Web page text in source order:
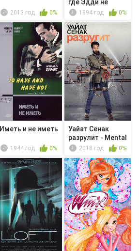
2013 год 0%
где Эдди не
хочет вы...
1994 год 0%
Иметь и не иметь
1944 год 0%
Уайат Сенак
разрулит - Mental
Health ...
2018 год 0%